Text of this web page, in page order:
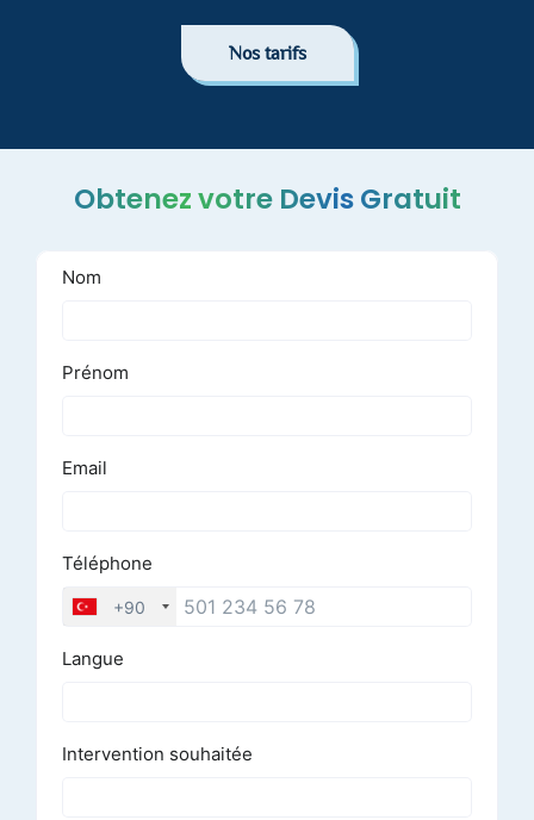
Nos tarifs
Obtenez votre Devis Gratuit